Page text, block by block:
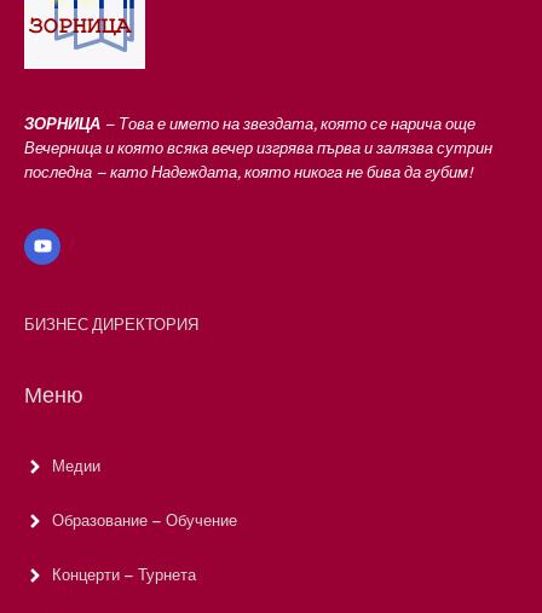
ЗОРНИЦА – Това е името на звездата, която се нарича още
Вечерница и която всяка вечер изгрява първа и залязва сутрин
последна – като Надеждата, която никога не бива да губим!
БИЗНЕС ДИРЕКТОРИЯ
Меню
Медии
Образование – Обучение
Концерти – Турнета